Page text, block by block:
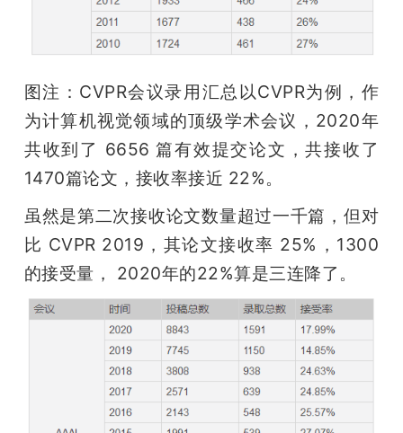
图注：CVPR会议录用汇总以CVPR为例，作
为计算机视觉领域的顶级学术会议，2020年
共收到了 6656 篇有效提交论文，共接收了
1470篇论文，接收率接近 22%。
虽然是第二次接收论文数量超过一千篇，但对
比 CVPR 2019，其论文接收率 25%，1300
的接受量， 2020年的22%算是三连降了。